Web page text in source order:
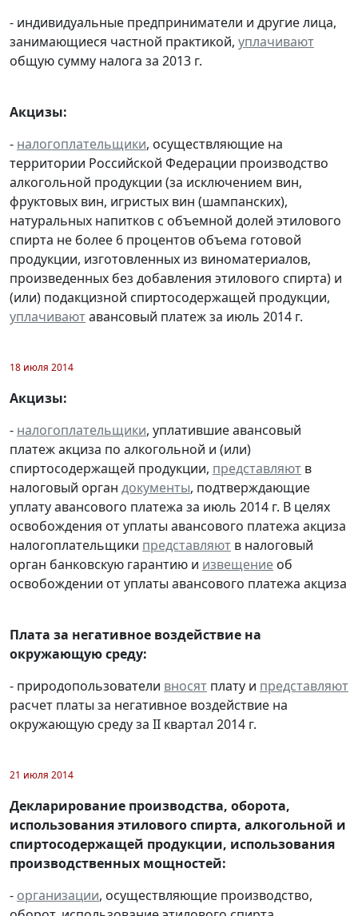
- индивидуальные предприниматели и другие лица,
занимающиеся частной практикой, уплачивают
общую сумму налога за 2013 г.
Акцизы:
- налогоплательщики, осуществляющие на
территории Российской Федерации производство
алкогольной продукции (за исключением вин,
фруктовых вин, игристых вин (шампанских),
натуральных напитков с объемной долей этилового
спирта не более 6 процентов объема готовой
продукции, изготовленных из виноматериалов,
произведенных без добавления этилового спирта) и
(или) подакцизной спиртосодержащей продукции,
уплачиваютавансовый платеж за июль 2014 г.
18 июля 2014
Акцизы:
- налогоплательщики, уплатившие авансовый
платеж акциза по алкогольной и (или)
спиртосодержащей продукции, представляют в
налоговый орган документы, подтверждающие
уплату авансового платежа за июль 2014 г. В целях
освобождения от уплаты авансового платежа акциза
налогоплательщики представляют в налоговый
орган банковскую гарантию и извещение об
освобождении от уплаты авансового платежа акциза
Плата за негативное воздействие на
окружающую среду:
- природопользователи вносят плату и представляют
расчет платы за негативное воздействие на
окружающую среду за II квартал 2014 г.
21 июля 2014
Декларирование производства, оборота,
использования этилового спирта, алкогольной и
спиртосодержащей продукции, использования
производственных мощностей:
- организации, осуществляющие производство,